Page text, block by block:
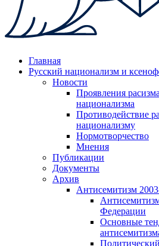
Главная
Русский национализм и
Новости
Проявления
национализма
Противодействие
национализму
Нормотворчество
Мнения
Публикации
Документы
Архив
Антисемитизм
Федерации
Основные